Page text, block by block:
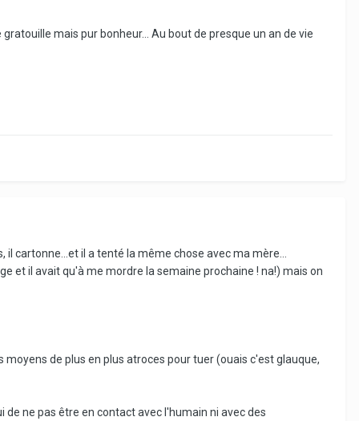
mais pur bonheur... Au bout de presque un an de vie
cartonne...et il a tenté la même chose avec ma mère...
et il avait qu'à me mordre la semaine prochaine ! na!) mais on
de plus en plus atroces pour tuer (ouais c'est glauque,
ne pas être en contact avec l'humain ni avec des